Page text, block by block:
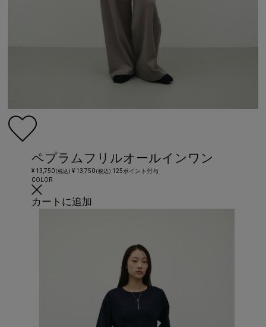
ペプラムフリルオールインワン
¥ 13,750(税込) ¥ 13,750(税込) 125ポイント付与
COLOR
カートに追加